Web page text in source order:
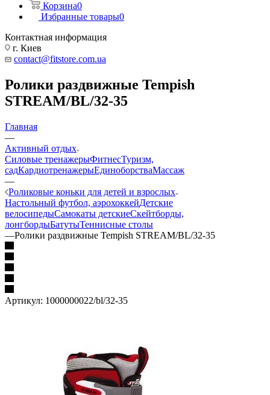
Корзина0
Избранные товары0
Контактная информация
г. Киев
contact@fitstore.com.ua
Ролики раздвижные Tempish
STREAM/BL/32-35
Главная
—
Активный отдых
Силовые тренажерыФитнесТуризм,
садКардиотренажерыЕдиноборстваМассаж
—
Роликовые коньки для детей и взрослых
Настольный футбол, аэрохоккейДетские
велосипедыСамокаты детскиеСкейтборды,
лонгбордыБатутыТеннисные столы
—Ролики раздвижные Tempish STREAM/BL/32-35
Артикул: 1000000022/bl/32-35